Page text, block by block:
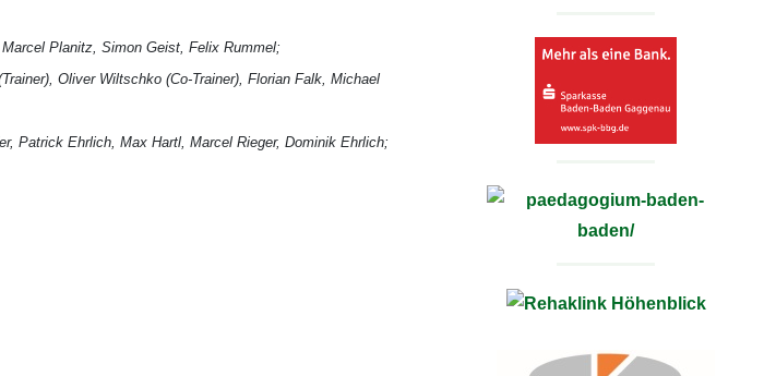
Planitz, Simon Geist, Felix Rummel;
Oliver Wiltschko (Co-Trainer), Florian Falk, Michael
Patrick Ehrlich, Max Hartl, Marcel Rieger, Dominik Ehrlich;